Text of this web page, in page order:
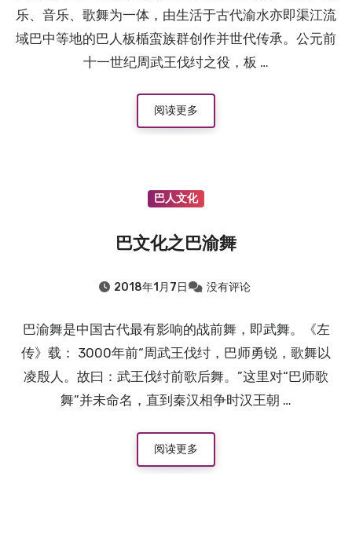
乐、音乐、歌舞为一体，由生活于古代渝水亦即渠江流
域巴中等地的巴人板楯蛮族群创作并世代传承。公元前
十一世纪周武王伐纣之役，板 …
阅读更多
巴人文化
巴文化之巴渝舞
2018年1月7日 没有评论
巴渝舞是中国古代最有影响的战前舞，即武舞。《左
传》载： 3000年前“周武王伐纣，巴师勇锐，歌舞以
凌殷人。故曰：武王伐纣前歌后舞。”这里对“巴师歌
舞”并未命名，直到秦汉相争时汉王朝 …
阅读更多